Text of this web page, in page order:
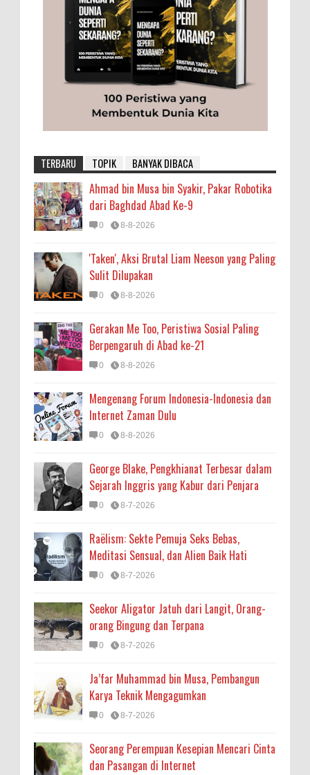
TERBARU TOPIK BANYAK DIBACA
Ahmad bin Musa bin Syakir, Pakar Robotika
dari Baghdad Abad Ke-9
0 8-8-2026
'Taken', Aksi Brutal Liam Neeson yang Paling
Sulit Dilupakan
0 8-8-2026
Gerakan Me Too, Peristiwa Sosial Paling
Berpengaruh di Abad ke-21
0 8-8-2026
Mengenang Forum Indonesia-Indonesia dan
Internet Zaman Dulu
0 8-8-2026
George Blake, Pengkhianat Terbesar dalam
Sejarah Inggris yang Kabur dari Penjara
0 8-7-2026
Raëlism: Sekte Pemuja Seks Bebas,
Meditasi Sensual, dan Alien Baik Hati
0 8-7-2026
Seekor Aligator Jatuh dari Langit, Orang-
orang Bingung dan Terpana
0 8-7-2026
Ja’far Muhammad bin Musa, Pembangun
Karya Teknik Mengagumkan
0 8-7-2026
Seorang Perempuan Kesepian Mencari Cinta
dan Pasangan di Internet